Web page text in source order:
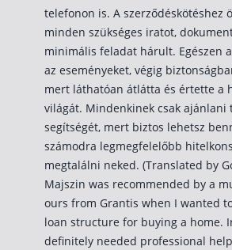
telefonon is. A szerződéskötéshez
minden szükséges iratot,
minimális feladat hárult. Egészen
az eseményeket, végig
mert láthatóan átlátta és értette a
világát. Mindenkinek csak ajánlani
segítségét, mert biztos lehetsz
számodra legmegfelelőbb
megtalálni neked. (Translated by
Majszin was recommended by a
ours from Grantis when I wanted
loan structure for buying a home.
definitely needed professional